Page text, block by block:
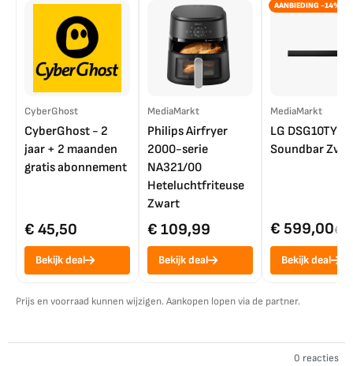
CyberGhost
CyberGhost - 2
jaar + 2 maanden
gratis abonnement
€ 45,50
Bekijk deal
MediaMarkt
Philips Airfryer
2000-serie
NA321/00
Heteluchtfriteuse
Zwart
€ 109,99
Bekijk deal
AANBIEDING -14%
MediaMarkt
LG DSG10TY
Soundbar
€ 599,00€
Bekijk deal
Prijs en voorraad kunnen wijzigen. Aankopen lopen via de partner.
0 reacties